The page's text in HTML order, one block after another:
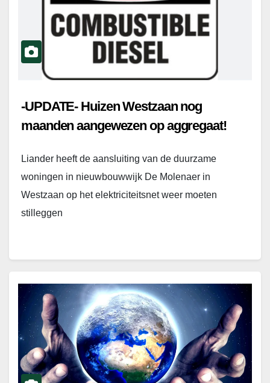
-UPDATE- Huizen Westzaan nog
maanden aangewezen op aggregaat!
Liander heeft de aansluiting van de duurzame
woningen in nieuwbouwwijk De Molenaer in
Westzaan op het elektriciteitsnet weer moeten
stilleggen